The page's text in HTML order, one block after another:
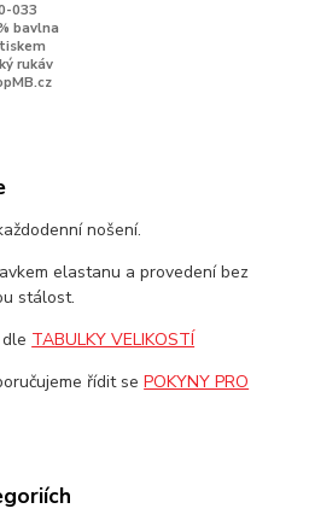
033
bavlna
rukáv
nošení.
elastanu a provedení bez
stálost.
TABULKY VELIKOSTÍ
řídit sePOKYNY PRO